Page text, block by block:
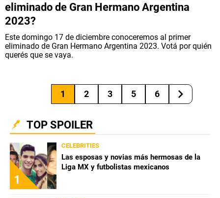
eliminado de Gran Hermano Argentina
2023?
Este domingo 17 de diciembre conoceremos al primer
eliminado de Gran Hermano Argentina 2023. Votá por quién
querés que se vaya.
1 2 3 5 6
TOP SPOILER
1
CELEBRITIES
Las esposas y novias más hermosas de la
Liga MX y futbolistas mexicanos